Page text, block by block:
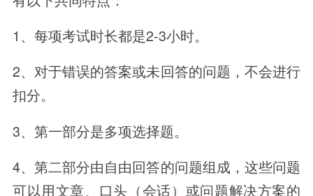
1、每项考试时长都是2-3小时。
2、对于错误的答案或未回答的问题，不会进行
扣分。
3、第一部分是多项选择题。
4、第二部分由自由回答的问题组成，这些问题
可以用文章、口头（会话）或问题解决方案的